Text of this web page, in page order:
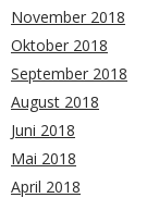
November 2018
Oktober 2018
September 2018
August 2018
Juni 2018
Mai 2018
April 2018